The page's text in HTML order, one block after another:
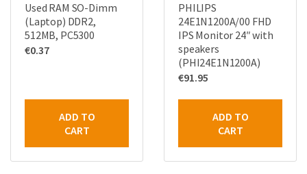
Used RAM SO-Dimm
(Laptop) DDR2,
512MB, PC5300
€0.37
ADD TO
CART
PHILIPS
24E1N1200A/00 FHD
IPS Monitor 24″ with
speakers
(PHI24E1N1200A)
€91.95
ADD TO
CART